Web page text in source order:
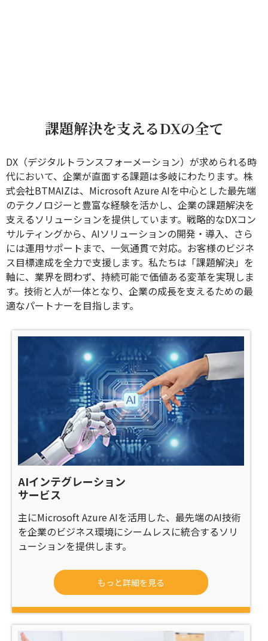
課題解決を支えるDXの全て
DX（デジタルトランスフォーメーション）が求められる時
代において、企業が直面する課題は多岐にわたります。株
式会社BTMAIZは、Microsoft Azure AIを中心とした最先端
のテクノロジーと豊富な経験を活かし、企業の課題解決を
支えるソリューションを提供しています。戦略的なDXコン
サルティングから、AIソリューションの開発・導入、さら
には運用サポートまで、一気通貫で対応。お客様のビジネ
ス目標達成を全力で支援します。私たちは「課題解決」を
軸に、業界を問わず、持続可能で価値ある変革を実現しま
す。技術と人が一体となり、企業の成長を支えるための最
適なパートナーを目指します。
AIインテグレーション
サービス
主にMicrosoft Azure AIを活用した、最先端のAI技術
を企業のビジネス環境にシームレスに統合するソリ
ューションを提供します。
もっと詳細を見る